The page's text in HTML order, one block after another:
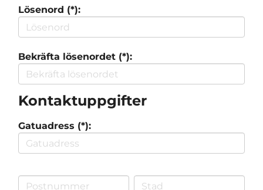
Lösenord (*):
Bekräfta lösenordet (*):
Kontaktuppgifter
Gatuadress (*):